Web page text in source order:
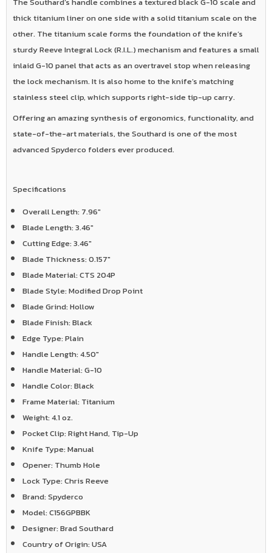
thick titanium liner on one side with a solid titanium scale on the
other. The titanium scale forms the foundation of the knife’s
sturdy Reeve Integral Lock (R.I.L.) mechanism and features a small
inlaid G-10 panel that acts as an overtravel stop when releasing
the lock mechanism. It is also home to the knife’s matching
stainless steel clip, which supports right-side tip-up carry.
Offering an amazing synthesis of ergonomics, functionality, and
state-of-the-art materials, the Southard is one of the most
advanced Spyderco folders ever produced.
Specifications
Overall Length: 7.96"
Blade Length: 3.46"
Cutting Edge: 3.46"
Blade Thickness: 0.157"
Blade Material: CTS 204P
Blade Style: Modified Drop Point
Blade Grind: Hollow
Blade Finish: Black
Edge Type: Plain
Handle Length: 4.50"
Handle Material: G-10
Handle Color: Black
Frame Material: Titanium
Weight: 4.1 oz.
Pocket Clip: Right Hand, Tip-Up
Knife Type: Manual
Opener: Thumb Hole
Lock Type: Chris Reeve
Brand: Spyderco
Model: C156GPBBK
Designer: Brad Southard
Country of Origin: USA